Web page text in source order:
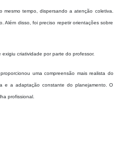
tempo, dispersando a atenção coletiva.
Além disso, foi preciso repetir orientações sobre
criatividade por parte do professor.
uma compreensão mais realista do
e a adaptação constante do planejamento. O
profissional.